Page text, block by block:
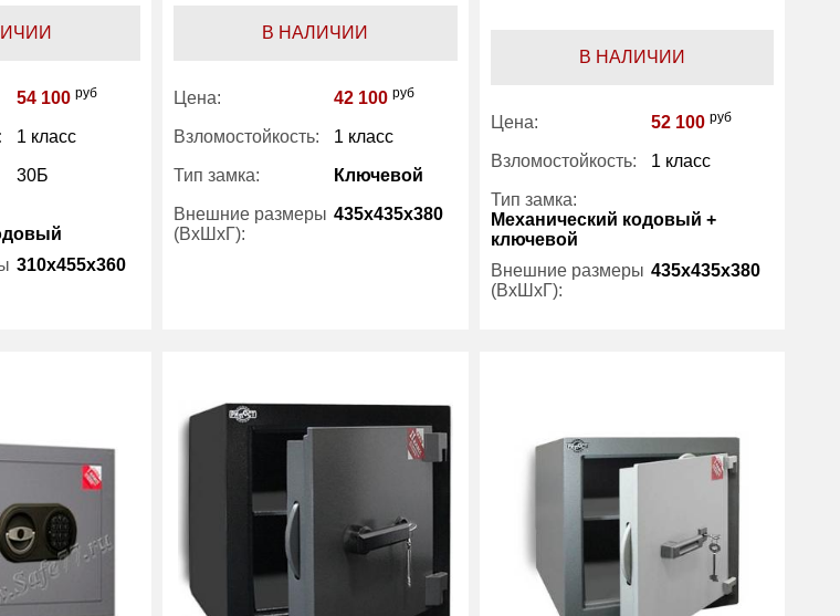
54 100 руб
1 класс
30Б
310x455x360
В НАЛИЧИИ
Цена: 42 100 руб
Взломостойкость: 1 класс
Тип замка: Ключевой
Внешние размеры
(ВхШхГ):
435x435x380
В НАЛИЧИИ
Цена: 52 100 руб
Взломостойкость: 1 класс
Тип замка:
Механический кодовый +
ключевой
Внешние размеры
(ВхШхГ):
435x435x380
Производитель: Рипост